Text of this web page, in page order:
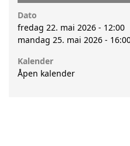
Dato
fredag 22. mai 2026 - 12:00
mandag 25. mai 2026 -
Kalender
Åpen kalender